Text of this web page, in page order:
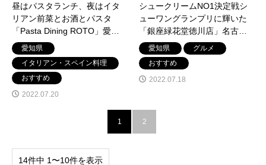
昼はパスタランチ、夜はイタ
リアン前菜とお酒とパスタ
「Pasta Dining ROTO」愛知
県名古屋市港区に7月20日オー
プン
愛知県
イタリアン・スペイン料理
おすすめ
2022.07.20
シュークリームNO1決定戦シ
ューワングランプリに輝いた
「銀座緑花堂徳川店」名古屋
市東区徳川に7月19日オープン
愛知県
グルメ
おすすめ
2022.07.18
1 2
14件中 1〜10件を表示